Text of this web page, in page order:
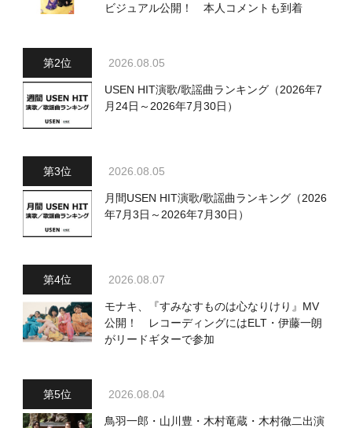
ビジュアル公開！ 本人コメントも到着
2026.08.05
USEN HIT演歌/歌謡曲ランキング（2026年7
月24日～2026年7月30日）
2026.08.05
月間USEN HIT演歌/歌謡曲ランキング（2026
年7月3日～2026年7月30日）
2026.08.07
モナキ、『すみなすものは心なりけり』MV
公開！ レコーディングにはELT・伊藤一朗
がリードギターで参加
2026.08.04
鳥羽一郎・山川豊・木村竜蔵・木村徹二出演